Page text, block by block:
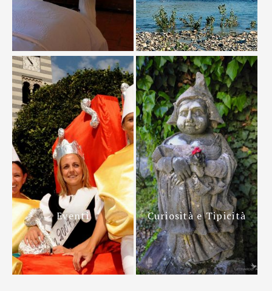
Eventi Curiosità e Tipicità